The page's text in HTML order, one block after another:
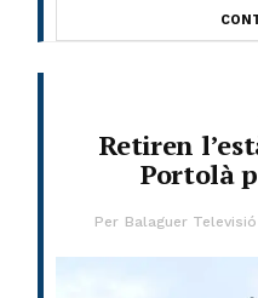
Retiren
Portolà
Per Balaguer Televisió